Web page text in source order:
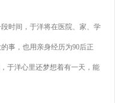
时间，于洋将在医院、家、学
事，也用亲身经历为90后正
于洋心里还梦想着有一天，能